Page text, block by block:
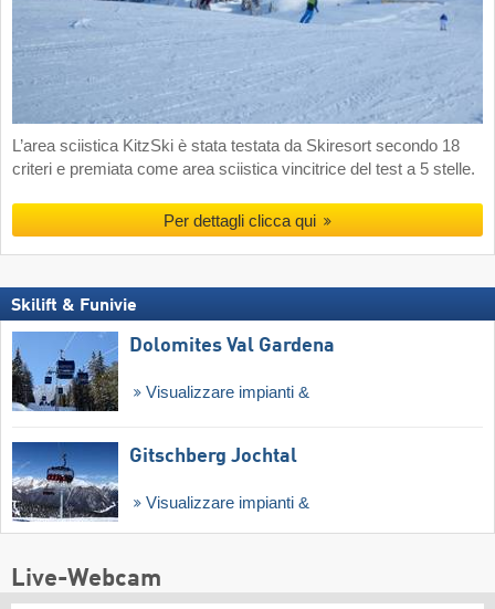
L’area sciistica KitzSki è stata testata da Skiresort secondo 18
criteri e premiata come area sciistica vincitrice del test a 5 stelle.
Per dettagli clicca qui
Skilift & Funivie
Dolomites Val Gardena
Visualizzare impianti &
Gitschberg Jochtal
Visualizzare impianti &
Live-Webcam